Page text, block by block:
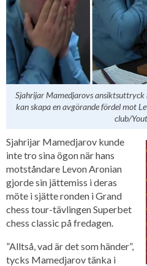
Sjahrijar Mamedjarovs ansiktsuttryck
kan skapa en avgörande fördel mot
club/
Sjahrijar Mamedjarov kunde
inte tro sina ögon när hans
motståndare Levon Aronian
gjorde sin jättemiss i deras
möte i sjätte ronden i Grand
chess tour-tävlingen Superbet
chess classic på fredagen.
”Alltså, vad är det som händer”,
tycks Mamedjarov tänka i